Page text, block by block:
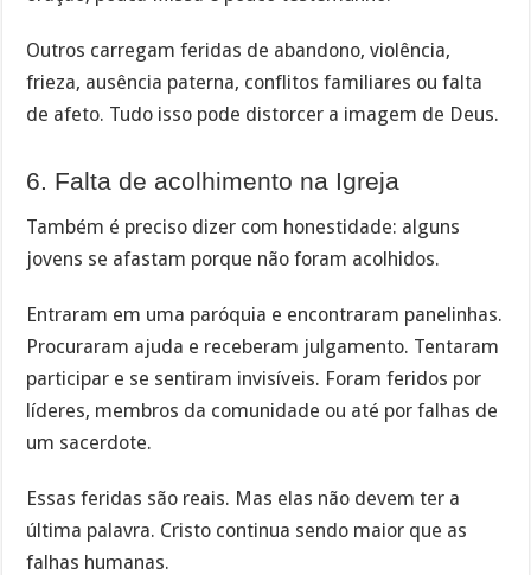
Outros carregam feridas de abandono, violência,
frieza, ausência paterna, conflitos familiares ou falta
de afeto. Tudo isso pode distorcer a imagem de Deus.
6. Falta de acolhimento na Igreja
Também é preciso dizer com honestidade: alguns
jovens se afastam porque não foram acolhidos.
Entraram em uma paróquia e encontraram panelinhas.
Procuraram ajuda e receberam julgamento. Tentaram
participar e se sentiram invisíveis. Foram feridos por
líderes, membros da comunidade ou até por falhas de
um sacerdote.
Essas feridas são reais. Mas elas não devem ter a
última palavra. Cristo continua sendo maior que as
falhas humanas.